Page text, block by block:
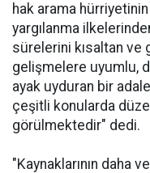
hak arama
yargılanma
sürelerini kısaltan
gelişmelere uyumlu,
ayak uyduran bir
çeşitli konularda
görülmektedir" dedi.
"Kaynaklarının daha